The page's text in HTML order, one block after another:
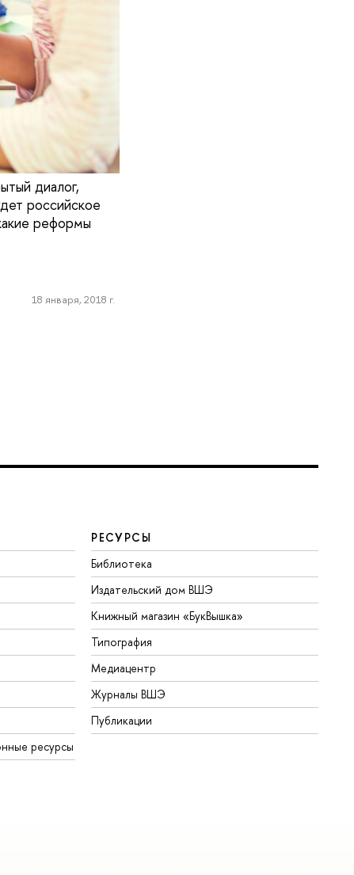
диалог,
российское
реформы
18 января, 2018 г.
ресурсы
РЕСУРСЫ
Библиотека
Издательский дом ВШЭ
Книжный магазин «БукВышка»
Типография
Медиацентр
Журналы ВШЭ
Публикации